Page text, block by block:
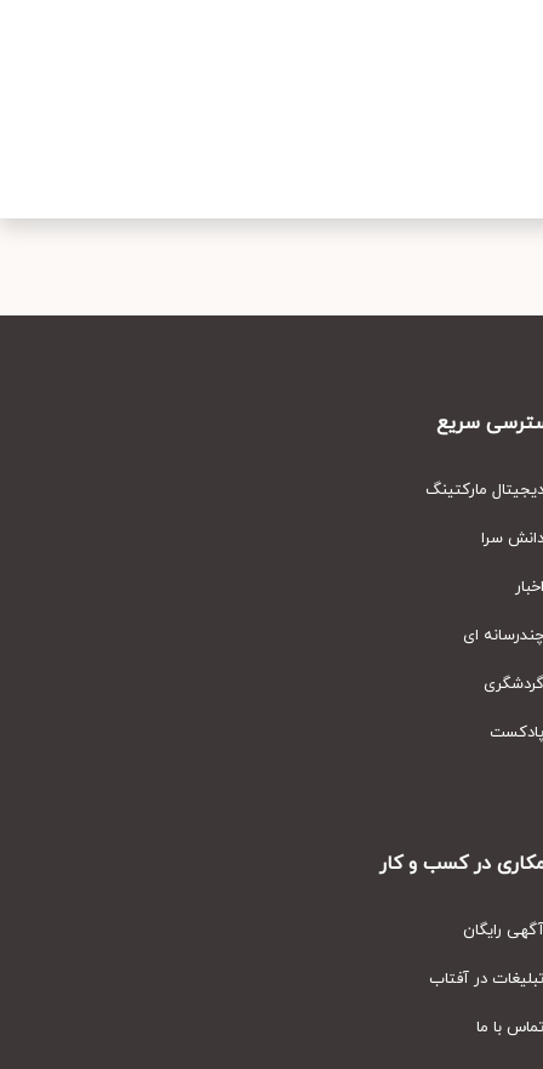
سریع
مارکتینگ
سرا
ای
در کسب و کار
رایگان
در آفتاب
با ما